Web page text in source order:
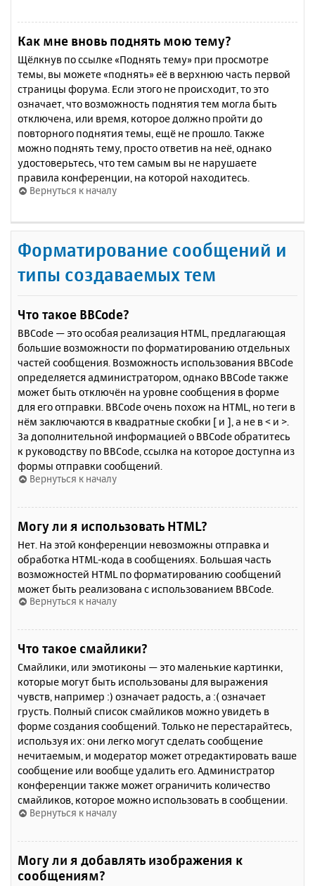
Как мне вновь поднять мою тему?
Щёлкнув по ссылке «Поднять тему» при просмотре
темы, вы можете «поднять» её в верхнюю часть первой
страницы форума. Если этого не происходит, то это
означает, что возможность поднятия тем могла быть
отключена, или время, которое должно пройти до
повторного поднятия темы, ещё не прошло. Также
можно поднять тему, просто ответив на неё, однако
удостоверьтесь, что тем самым вы не нарушаете
правила конференции, на которой находитесь.
Вернуться к началу
Форматирование сообщений и
типы создаваемых тем
Что такое BBCode?
BBCode — это особая реализация HTML, предлагающая
большие возможности по форматированию отдельных
частей сообщения. Возможность использования BBCode
определяется администратором, однако BBCode также
может быть отключён на уровне сообщения в форме
для его отправки. BBCode очень похож на HTML, но теги в
нём заключаются в квадратные скобки [ и ], а не в < и >.
За дополнительной информацией о BBCode обратитесь
к руководству по BBCode, ссылка на которое доступна из
формы отправки сообщений.
Вернуться к началу
Могу ли я использовать HTML?
Нет. На этой конференции невозможны отправка и
обработка HTML-кода в сообщениях. Большая часть
возможностей HTML по форматированию сообщений
может быть реализована с использованием BBCode.
Вернуться к началу
Что такое смайлики?
Смайлики, или эмотиконы — это маленькие картинки,
которые могут быть использованы для выражения
чувств, например :) означает радость, а :( означает
грусть. Полный список смайликов можно увидеть в
форме создания сообщений. Только не перестарайтесь,
используя их: они легко могут сделать сообщение
нечитаемым, и модератор может отредактировать ваше
сообщение или вообще удалить его. Администратор
конференции также может ограничить количество
смайликов, которое можно использовать в сообщении.
Вернуться к началу
Могу ли я добавлять изображения к
сообщениям?